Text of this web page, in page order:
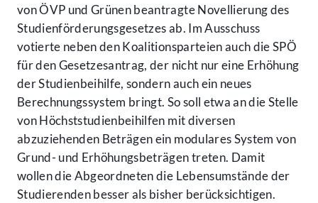
von ÖVP und Grünen beantragte Novellierung des
Studienförderungsgesetzes ab. Im Ausschuss
votierte neben den Koalitionsparteien auch die SPÖ
für den Gesetzesantrag, der nicht nur eine Erhöhung
der Studienbeihilfe, sondern auch ein neues
Berechnungssystem bringt. So soll etwa an die Stelle
von Höchststudienbeihilfen mit diversen
abzuziehenden Beträgen ein modulares System von
Grund- und Erhöhungsbeträgen treten. Damit
wollen die Abgeordneten die Lebensumstände der
Studierenden besser als bisher berücksichtigen.